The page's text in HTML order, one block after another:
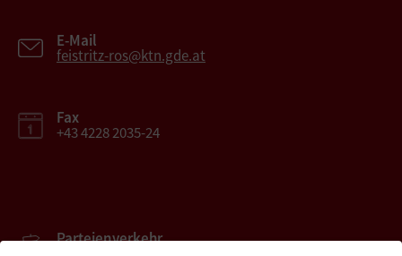
E-Mail
feistritz-ros@ktn.gde.at
Fax
+43 4228 2035-24
Parteienverkehr